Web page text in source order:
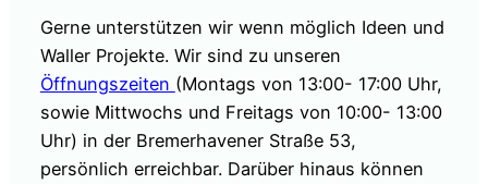
Gerne unterstützen wir wenn möglich Ideen und
Waller Projekte. Wir sind zu unseren
Öffnungszeiten (Montags von 13:00- 17:00 Uhr,
sowie Mittwochs und Freitags von 10:00- 13:00
Uhr) in der Bremerhavener Straße 53,
persönlich erreichbar. Darüber hinaus können